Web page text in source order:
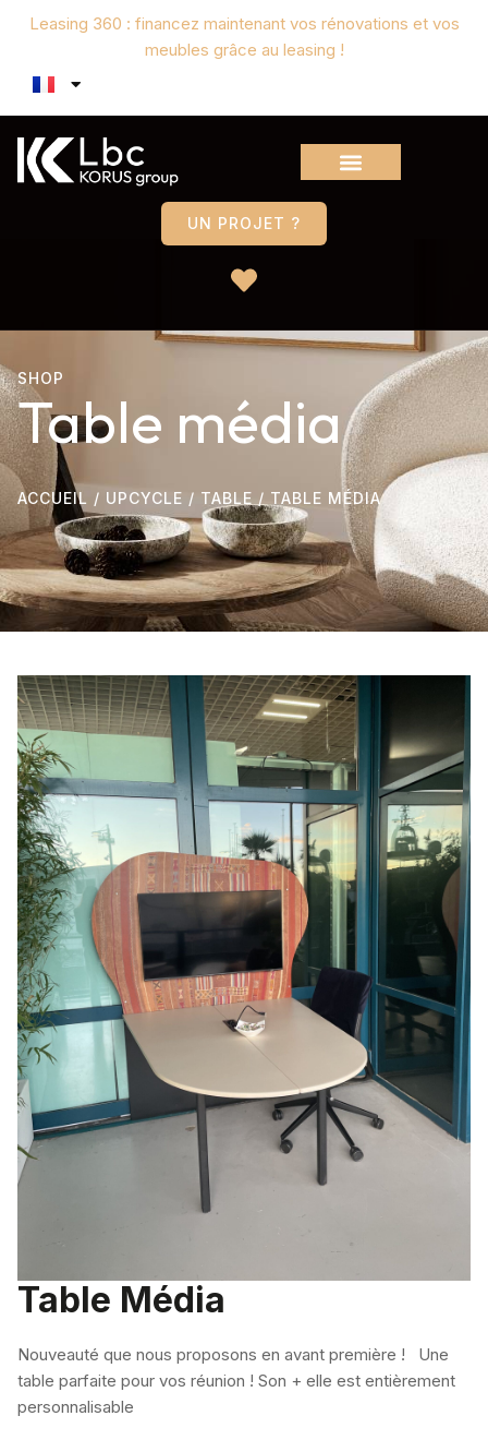
Leasing 360 : financez maintenant vos rénovations et vos
meubles grâce au leasing !
UN PROJET ?
SHOP
Table média
ACCUEIL / UPCYCLE / TABLE / TABLE MÉDIA
Table Média
Nouveauté que nous proposons en avant première ! Une
table parfaite pour vos réunion ! Son + elle est entièrement
personnalisable